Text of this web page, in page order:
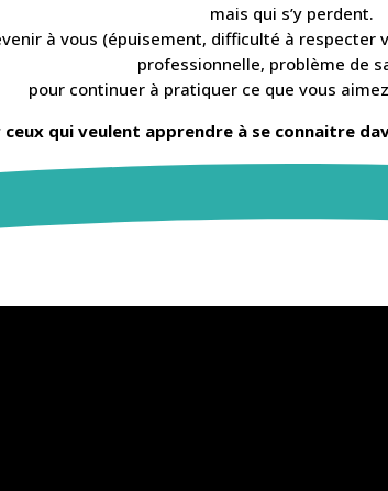
mais qui s’y perdent.
à vous (épuisement, difficulté à
professionnelle, problème de
pour continuer à pratiquer ce que vous
qui veulent apprendre à se connaitre